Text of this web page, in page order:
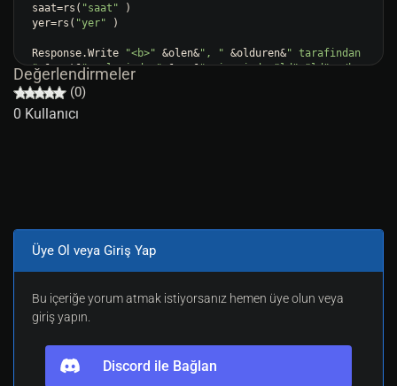
saat=rs( "saat" )
yer=rs( "yer" )
Response.Write "<b>" &olen&", " &olduren&" tarafindan
" &saat&" sularinda " &yer&" civarinda öldürüldü.</b>
</br>"
rs.Movenext
Değerlendirmeler
(0)
0 Kullanıcı
Üye Ol veya Giriş Yap
Bu içeriğe yorum atmak istiyorsanız hemen üye olun veya
giriş yapın.
Discord ile Bağlan